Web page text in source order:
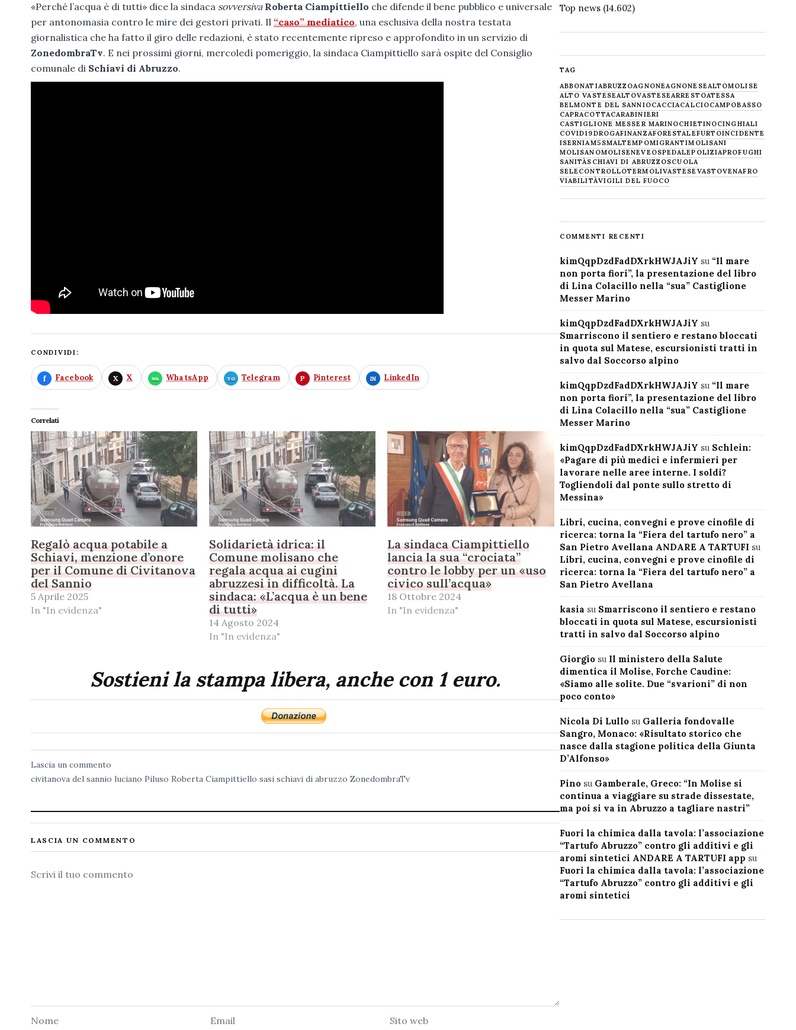
«Perché l’acqua è di tutti» dice la sindaca sovversiva Roberta Ciampittiello che difende il bene pubblico e universale
per antonomasia contro le mire dei gestori privati. Il “caso” mediatico, una esclusiva della nostra testata
giornalistica che ha fatto il giro delle redazioni, è stato recentemente ripreso e approfondito in un servizio di
ZonedombraTv. E nei prossimi giorni, mercoledì pomeriggio, la sindaca Ciampittiello sarà ospite del Consiglio
comunale di Schiavi di Abruzzo.
CONDIVIDI:
Facebook X WhatsApp Telegram Pinterest LinkedIn
Correlati
Regalò acqua potabile a
Schiavi, menzione d’onore
per il Comune di Civitanova
del Sannio
5 Aprile 2025
In "In evidenza"
Solidarietà idrica: il
Comune molisano che
regala acqua ai cugini
abruzzesi in difficoltà. La
sindaca: «L’acqua è un bene
di tutti»
14 Agosto 2024
In "In evidenza"
La sindaca Ciampittiello
lancia la sua “crociata”
contro le lobby per un «uso
civico sull’acqua»
18 Ottobre 2024
In "In evidenza"
Sostieni la stampa libera, anche con 1 euro.
Lascia un commento
civitanova del sannio luciano Piluso Roberta Ciampittiello sasi schiavi di abruzzo ZonedombraTv
LASCIA UN COMMENTO
Commento
Top news(14.602)
TAG
ABBONATIABRUZZOAGNONEAGNONESEALTOMOLISE
ALTO VASTESEALTOVASTESEARRESTOATESSA
BELMONTE DEL SANNIOCACCIACALCIOCAMPOBASSO
CAPRACOTTACARABINIERI
CASTIGLIONE MESSER MARINOCHIETINOCINGHIALI
COVID19DROGAFINANZAFORESTALEFURTOINCIDENTE
ISERNIAM5SMALTEMPOMIGRANTIMOLISANI
MOLISANOMOLISENEVE OSPEDALEPOLIZIAPROFUGHI
SANITÀSCHIAVI DI ABRUZZOSCUOLA
SELECONTROLLOTERMOLIVASTESE VASTOVENAFRO
VIABILITÀVIGILI DEL FUOCO
COMMENTI RECENTI
kimQqpDzdFadDXrkHWJAJiY su “Il mare
non porta fiori”, la presentazione del libro
di Lina Colacillo nella “sua” Castiglione
Messer Marino
kimQqpDzdFadDXrkHWJAJiY su
Smarriscono il sentiero e restano bloccati
in quota sul Matese, escursionisti tratti in
salvo dal Soccorso alpino
kimQqpDzdFadDXrkHWJAJiY su “Il mare
non porta fiori”, la presentazione del libro
di Lina Colacillo nella “sua” Castiglione
Messer Marino
kimQqpDzdFadDXrkHWJAJiY su Schlein:
«Pagare di più medici e infermieri per
lavorare nelle aree interne. I soldi?
Togliendoli dal ponte sullo stretto di
Messina»
Libri, cucina, convegni e prove cinofile di
ricerca: torna la “Fiera del tartufo nero” a
San Pietro Avellana ANDARE A TARTUFI su
Libri, cucina, convegni e prove cinofile di
ricerca: torna la “Fiera del tartufo nero” a
San Pietro Avellana
kasia su Smarriscono il sentiero e restano
bloccati in quota sul Matese, escursionisti
tratti in salvo dal Soccorso alpino
Giorgiosu Il ministero della Salute
dimentica il Molise, Forche Caudine:
«Siamo alle solite. Due “svarioni” di non
poco conto»
Nicola Di Lullosu Galleria fondovalle
Sangro, Monaco: «Risultato storico che
nasce dalla stagione politica della Giunta
D’Alfonso»
Pinosu Gamberale, Greco: “In Molise si
continua a viaggiare su strade dissestate,
ma poi si va in Abruzzo a tagliare nastri”
Fuori la chimica dalla tavola: l’associazione
“Tartufo Abruzzo” contro gli additivi e gli
aromi sintetici ANDARE A TARTUFI app su
Fuori la chimica dalla tavola: l’associazione
“Tartufo Abruzzo” contro gli additivi e gli
aromi sintetici